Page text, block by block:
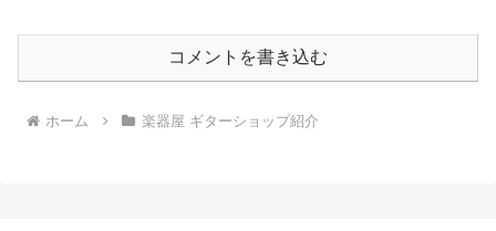
コメントを書き込む
ホーム 楽器屋 ギターショップ紹介